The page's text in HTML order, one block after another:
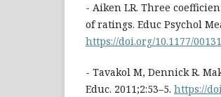
- Aiken LR. Three
of ratings. Educ Psychol
https://doi.org/10.1177/
- Tavakol M, Dennick R.
Educ. 2011;2:53–5. https://